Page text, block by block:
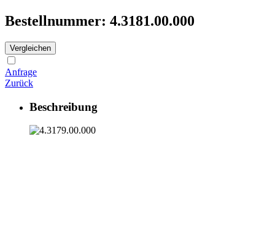
Bestellnummer: 4.3181.00.000
Vergleichen
Anfrage
Zurück
Beschreibung